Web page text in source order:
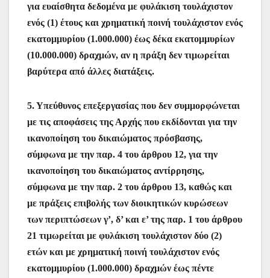
για ευαίσθητα δεδομένα με φυλάκιση τουλάχιστον
ενός (1) έτους και χρηματική ποινή τουλάχιστον ενός
εκατομμυρίου (1.000.000) έως δέκα εκατομμυρίων
(10.000.000) δραχμών, αν η πράξη δεν τιμωρείται
βαρύτερα από άλλες διατάξεις.
5. Υπεύθυνος επεξεργασίας που δεν συμμορφώνεται
με τις αποφάσεις της Αρχής που εκδίδονται για την
ικανοποίηση του δικαιώματος πρόσβασης,
σύμφωνα με την παρ. 4 του άρθρου 12, για την
ικανοποίηση του δικαιώματος αντίρρησης,
σύμφωνα με την παρ. 2 του άρθρου 13, καθώς και
με πράξεις επιβολής των διοικητικών κυρώσεων
των περιπτώσεων γ’, δ’ και ε’ της παρ. 1 του άρθρου
21 τιμωρείται με φυλάκιση τουλάχιστον δύο (2)
ετών και με χρηματική ποινή τουλάχιστον ενός
εκατομμυρίου (1.000.000) δραχμών έως πέντε